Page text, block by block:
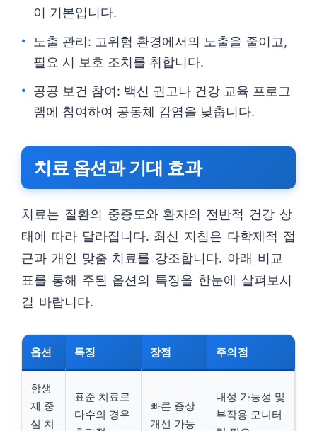
이 기본입니다.
노출 관리: 고위험 환경에서의 노출을 줄이고,
필요 시 보호 조치를 취합니다.
공공 보건 참여: 백신 권고나 건강 교육 프로그
램에 참여하여 공동체 감염을 낮춥니다.
치료 옵션과 기대 효과
치료는 질환의 중증도와 환자의 전반적 건강 상
태에 따라 달라집니다. 최신 지침은 다학제적 접
근과 개인 맞춤 치료를 강조합니다. 아래 비교
표를 통해 주된 옵션의 특징을 한눈에 살펴보시
길 바랍니다.
옵션 특징 장점 주의점
항생
제 중
심 치
표준 치료로
다수의 경우
빠른 증상
개선 가능
내성 가능성 및
부작용 모니터